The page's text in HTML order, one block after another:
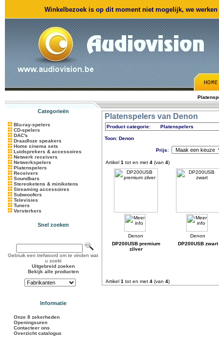
Winkelbezoek is op dit moment niet mogelijk, we
Categorieën
Blu-ray-spelers
CD-spelers
DAC's
Draadloze speakers
Home cinema sets
Luidsprekers & accessoires
Netwerk receivers
Netwerkspelers
Platenspelers
Receivers
Soundbars
Stereoketens & miniketens
Streaming accessoires
Subwoofers
Televisies
Tuners
Versterkers
Snel zoeken
Gebruik een trefwoord om te vinden wat
u zoekt
Uitgebreid zoeken
Bekijk alle producten
Informatie
Onze 8 zekerheden
Openingsuren
Contacteer ons
Overzicht catalogus
Platenspelers van Denon
Product categorie: Platenspelers
Toon: Denon
Prijs:
Artikel 1 tot en met 4 (van 4)
DP200USB premium
zilver
DP200USB zwart
Artikel 1 tot en met 4 (van 4)